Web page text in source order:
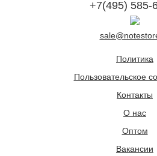
+7(495) 585-
Политика
Пользовательское
Контакты
О нас
Оптом
Вакансии